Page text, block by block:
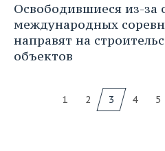
Освободившиеся из-за
международных
направят на
объектов
1 2 3 4 5